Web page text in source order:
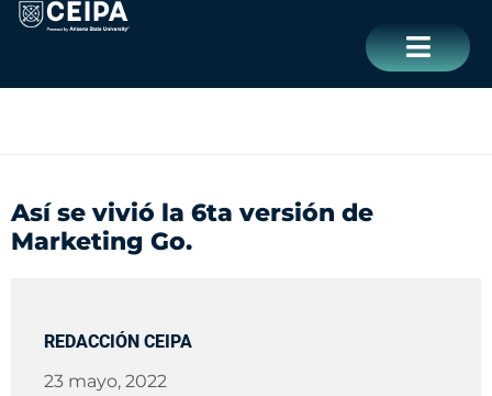
contenido
Así se vivió la 6ta versión de
Marketing Go.
REDACCIÓN CEIPA
23 mayo, 2022